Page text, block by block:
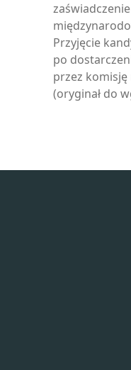
Przyjęcie
po
przez
(oryginał do